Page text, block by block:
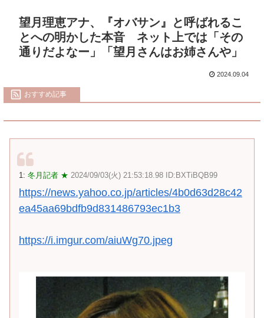
望月理恵アナ、『オバサン』と呼ばれるこ
とへの明かした本音 ネット上では「その
通りだよなー」「望月さんはお姉さんや」
2024.09.04
おすすめ記事
1: 冬月記者 ★ 2024/09/03(火) 21:53:18.98 ID:BXTiBQB99
https://news.yahoo.co.jp/articles/4b0d63d28c42
ea45aa69bdfb9d831486793ec1b3
https://i.imgur.com/aiuWg70.jpeg